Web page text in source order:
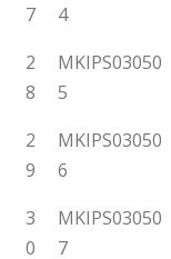
7
4
2
8
MKIPS03050
5
2
9
MKIPS03050
6
3
0
MKIPS03050
7